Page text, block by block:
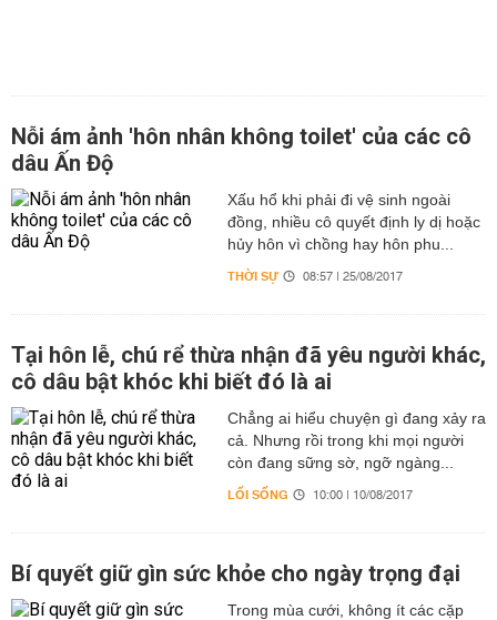
Nỗi ám ảnh 'hôn nhân không toilet' của các cô
dâu Ấn Độ
Xấu hổ khi phải đi vệ sinh ngoài
đồng, nhiều cô quyết định ly dị hoặc
hủy hôn vì chồng hay hôn phu...
THỜI SỰ 08:57 | 25/08/2017
Tại hôn lễ, chú rể thừa nhận đã yêu người khác,
cô dâu bật khóc khi biết đó là ai
Chẳng ai hiểu chuyện gì đang xảy ra
cả. Nhưng rồi trong khi mọi người
còn đang sững sờ, ngỡ ngàng...
LỐI SỐNG 10:00 | 10/08/2017
Bí quyết giữ gìn sức khỏe cho ngày trọng đại
Trong mùa cưới, không ít các cặp